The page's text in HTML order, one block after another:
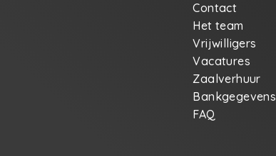
Contact
Het team
Vrijwilligers
Vacatures
Zaalverhuur
Bankgegevens
FAQ